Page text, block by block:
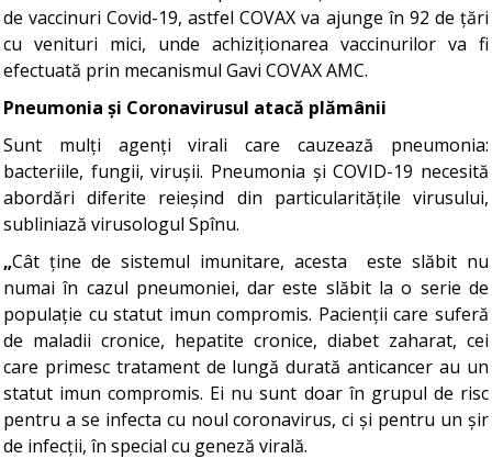
de vaccinuri Covid-19, astfel COVAX va ajunge în 92 de țări
cu venituri mici, unde achiziționarea vaccinurilor va fi
efectuată prin mecanismul Gavi COVAX AMC.
Pneumonia și Coronavirusul atacă plămânii
Sunt mulți agenți virali care cauzează pneumonia:
bacteriile, fungii, virușii. Pneumonia și COVID-19 necesită
abordări diferite reieșind din particularitățile virusului,
subliniază virusologul Spînu.
„Cât ține de sistemul imunitare, acesta este slăbit nu
numai în cazul pneumoniei, dar este slăbit la o serie de
populație cu statut imun compromis. Pacienții care suferă
de maladii cronice, hepatite cronice, diabet zaharat, cei
care primesc tratament de lungă durată anticancer au un
statut imun compromis. Ei nu sunt doar în grupul de risc
pentru a se infecta cu noul coronavirus, ci și pentru un șir
de infecții, în special cu geneză virală.